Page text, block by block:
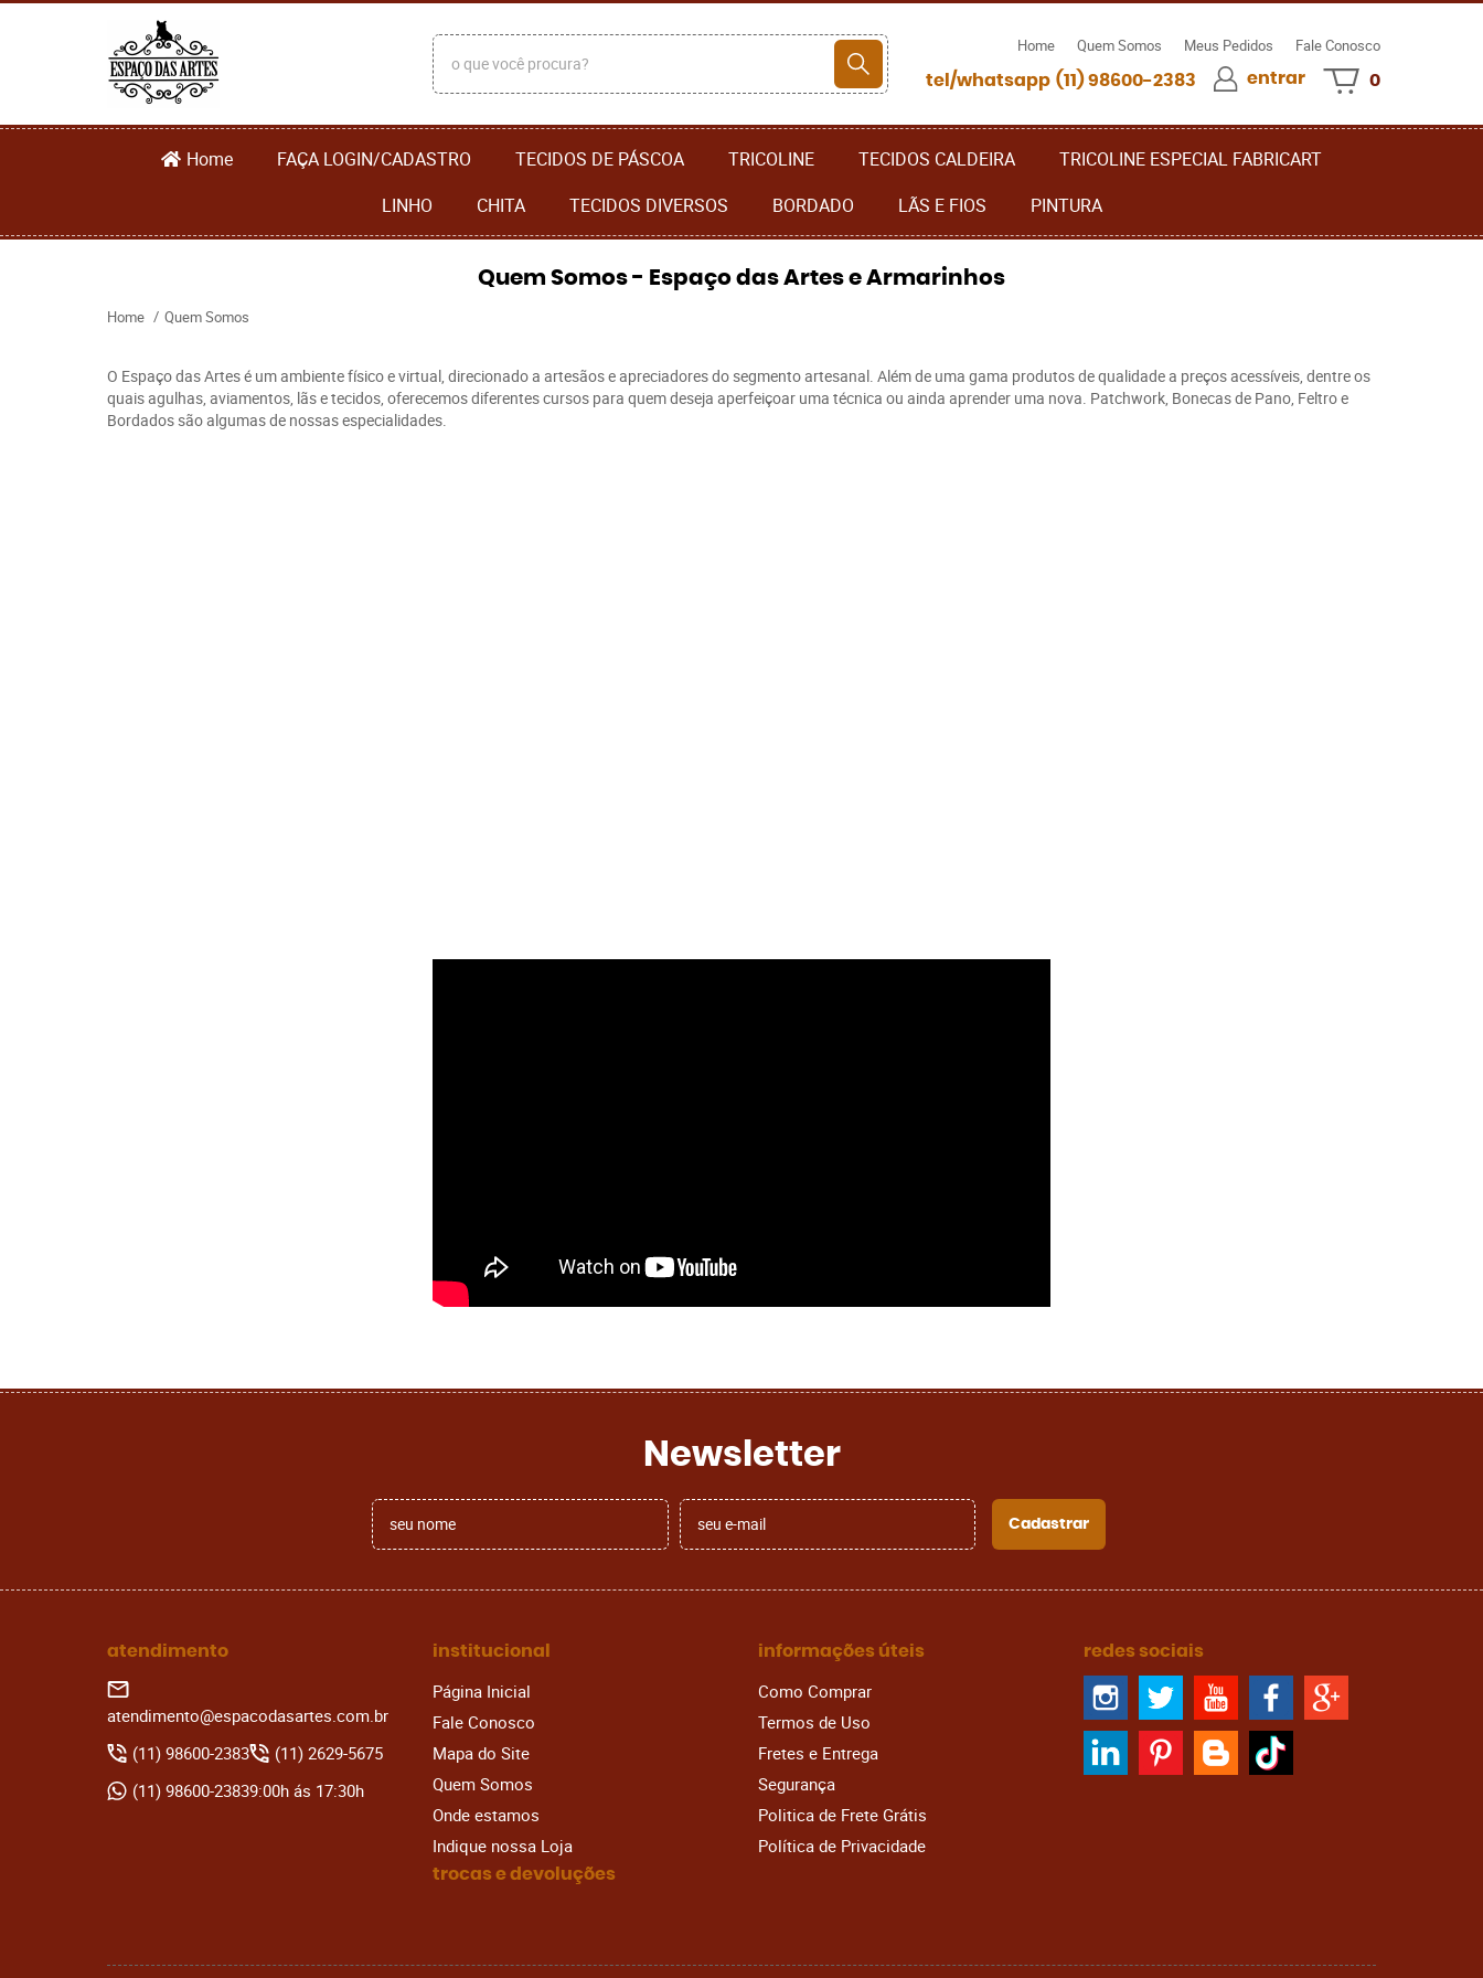
Home Quem Somos Meus Pedidos Fale Conosco
(11)98600-2383 entrar 0
Home FAÇA LOGIN/CADASTRO TECIDOS DE PÁSCOA TRICOLINE TECIDOS CALDEIRA
TRICOLINE ESPECIAL FABRICART
LINHO
CHITA TECIDOS DIVERSOS BORDADO LÃS E FIOS PINTURA
Quem Somos - Espaço das Artes e Armarinhos
Home Quem Somos
O Espaço das Artes é um ambiente físico e virtual, direcionado a artesãos e apreciadores do segmento artesanal. Além de uma gama produtos de qualidade a preços acessíveis, dentre os
quais agulhas, aviamentos, lãs e tecidos, oferecemos diferentes cursos para quem deseja aperfeiçoar uma técnica ou ainda aprender uma nova. Patchwork, Bonecas de Pano, Feltro e
Bordados são algumas de nossas especialidades.
Newsletter
Cadastrar
atendimento
(11) 98600-2383 (11) 2629-5675
(11) 98600-23839:00h ás 17:30h
atendimento@espacodasartes.com.br
institucional
Página Inicial
Fale Conosco
Mapa do Site
Quem Somos
Onde estamos
Indique nossa Loja
informações úteis
Como Comprar
Termos de Uso
Fretes e Entrega
Segurança
Politica de Frete Grátis
Política de Privacidade
trocas e devoluções
redes sociais